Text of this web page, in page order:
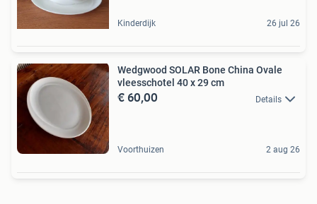
Kinderdijk 26 jul 26
Wedgwood SOLAR Bone China Ovale
vleesschotel 40 x 29 cm
€ 60,00 Details
Voorthuizen 2 aug 26